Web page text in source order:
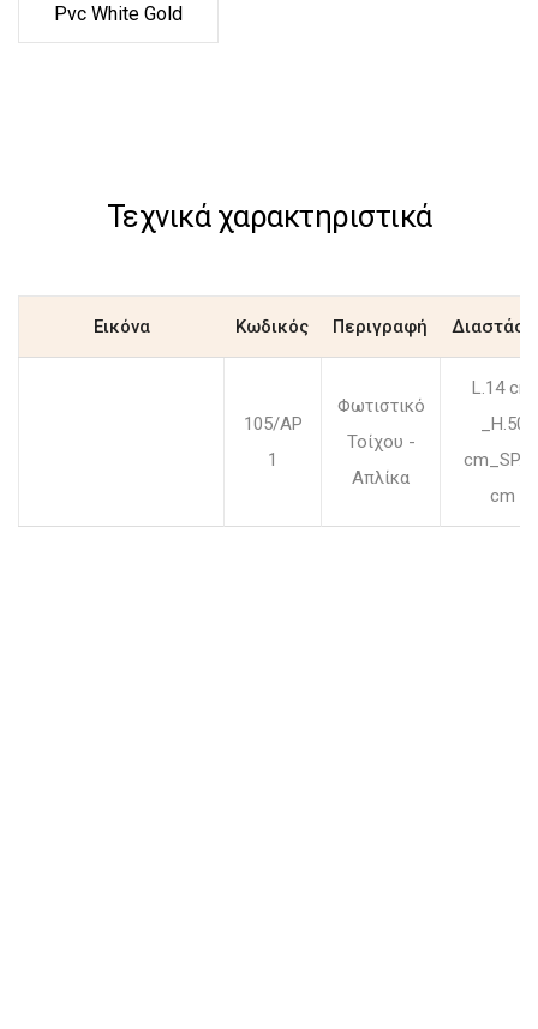
Pvc White Gold
Τεχνικά χαρακτηριστικά
Εικόνα Κωδικός Περιγραφή
105/AP
1
Φωτιστικό
Τοίχου -
Απλίκα
L.14 cm
_H.50
cm